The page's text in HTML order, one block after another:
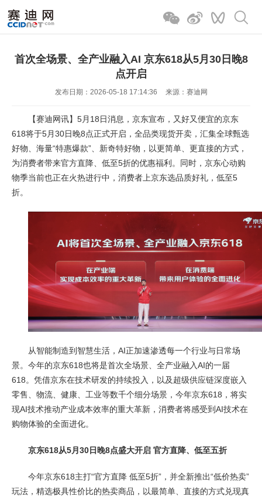
首次全场景、全产业融入AI 京东618从5月30日晚8
点开启
发布日期：2026-05-18 17:14:36 来源：赛迪网
【赛迪网讯】5月18日消息，京东宣布，又好又便宜的京东
618将于5月30日晚8点正式开启，全品类现货开卖，汇集全球甄选
好物、海量“特惠爆款”、新奇特好物，以更简单、更直接的方式，
为消费者带来官方直降、低至5折的优惠福利。同时，京东心动购
物季当前也正在火热进行中，消费者上京东选品质好礼，低至5
折。
从智能制造到智慧生活，AI正加速渗透每一个行业与日常场
景。今年的京东618也将是首次全场景、全产业融入AI的一届
618。凭借京东在技术研发的持续投入，以及超级供应链深度嵌入
零售、物流、健康、工业等数千个细分场景，今年京东618，将实
现AI技术推动产业成本效率的重大革新，消费者将感受到AI技术在
购物体验的全面进化。
京东618从5月30日晚8点盛大开启 官方直降、低至五折
今年京东618主打“官方直降 低至5折”，并全新推出“低价热卖”
玩法，精选极具性价比的热卖商品，以最简单、直接的方式兑现真